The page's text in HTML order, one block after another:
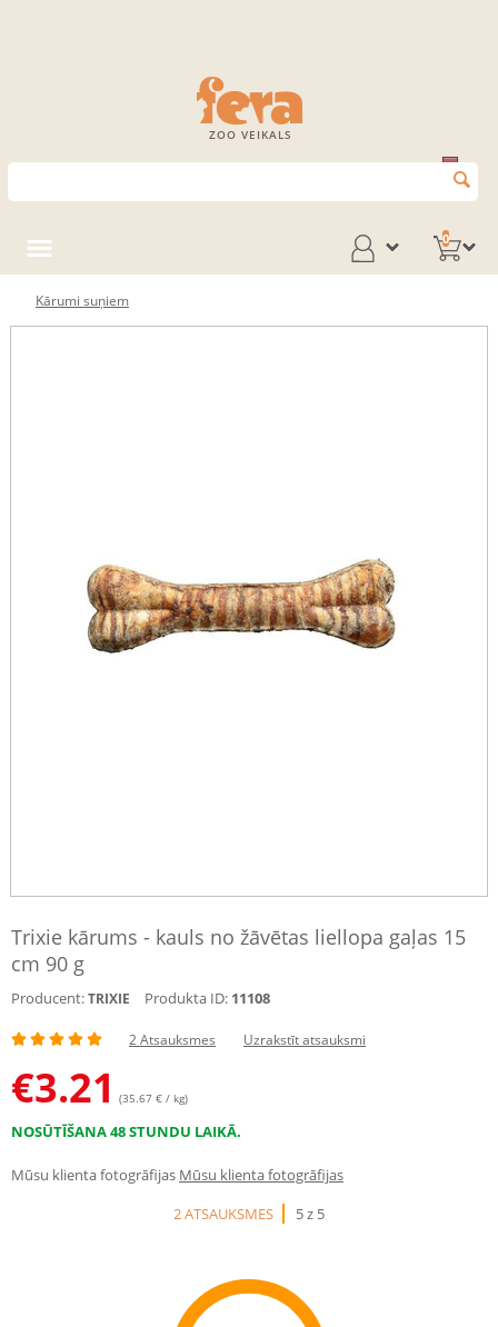
ZOO VEIKALS
0
Kārumi suņiem
Trixie kārums - kauls no žāvētas liellopa gaļas 15
cm 90 g
Producent:TRIXIE Produkta ID: 11108
2 Atsauksmes Uzrakstīt atsauksmi
€3.21 (35.67 € / kg)
NOSŪTĪŠANA 48 STUNDU LAIKĀ.
Mūsu klienta fotogrāfijas Mūsu klienta fotogrāfijas
2 ATSAUKSMES
5 z 5